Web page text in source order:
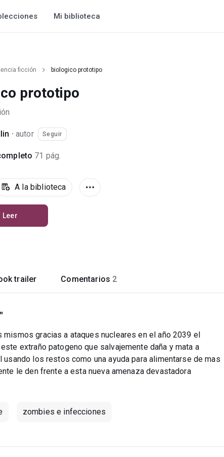
Mi biblioteca
ficción biologico prototipo
prototipo
· autor Seguir
71 pág.
A la biblioteca
Leer
trailer Comentarios 2
gracias a ataques nucleares en el año 2039 el
extraño patogeno que salvajemente daña y mata a
los restos como una ayuda para alimentarse de mas
le den frente a esta nueva amenaza devastadora
zombies e infecciones